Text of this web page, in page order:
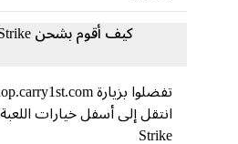
تفضلوا بزيارة shop.carry1st.com